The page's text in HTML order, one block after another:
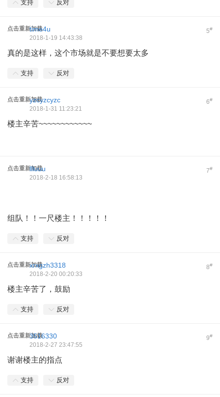
支持 反对
点击重新加载 5#
time4u
2018-1-19 14:43:38
真的是这样，这个市场就是不要想要太多
支持 反对
点击重新加载 6#
yzcyzcyzc
2018-1-31 11:23:21
楼主辛苦~~~~~~~~~~~~
点击重新加载 7#
llluuu
2018-2-18 16:58:13
组队！！一尺楼主！！！！！
支持 反对
点击重新加载 8#
xrxgzh3318
2018-2-20 00:20:33
楼主辛苦了，鼓励
支持 反对
点击重新加载 9#
3516330
2018-2-27 23:47:55
谢谢楼主的指点
支持 反对